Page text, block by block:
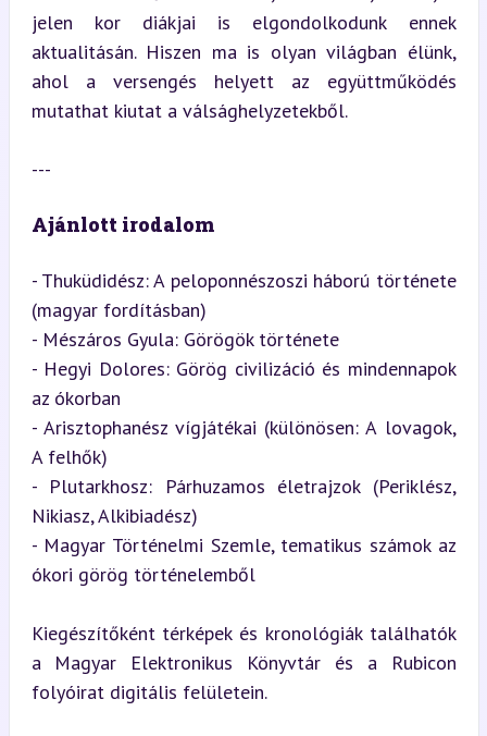
jelen kor diákjai is elgondolkodunk ennek
aktualitásán. Hiszen ma is olyan világban élünk,
ahol a versengés helyett az együttműködés
mutathat kiutat a válsághelyzetekből.
---
Ajánlott irodalom
- Thuküdidész: A peloponnészoszi háború története
(magyar fordításban)
- Mészáros Gyula: Görögök története
- Hegyi Dolores: Görög civilizáció és mindennapok
az ókorban
- Arisztophanész vígjátékai (különösen: A lovagok,
A felhők)
- Plutarkhosz: Párhuzamos életrajzok (Periklész,
Nikiasz, Alkibiadész)
- Magyar Történelmi Szemle, tematikus számok az
ókori görög történelemből
Kiegészítőként térképek és kronológiák találhatók
a Magyar Elektronikus Könyvtár és a Rubicon
folyóirat digitális felületein.